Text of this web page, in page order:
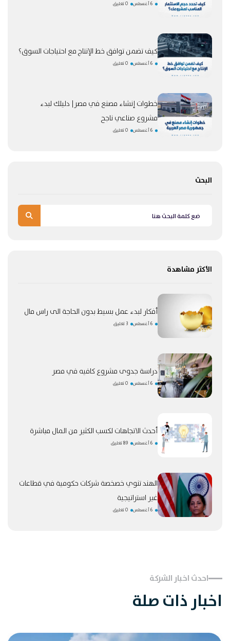
6 أغسطس 0 تعليق
كيف تضمن توافق خط الإنتاج مع احتياجات السوق؟
6 أغسطس 0 تعليق
خطوات إنشاء مصنع في مصر| دليلك لبدء
مشروع صناعي ناجح
6 أغسطس 0 تعليق
البحث
الأكثر مشاهدة
أفكار لبدء عمل بسيط بدون الحاجة الى راس مال
6 أغسطس 3 تعليق
دراسة جدوى مشروع كافيه في مصر
6 أغسطس 0 تعليق
أحدث الاتجاهات لكسب الكثير من المال مباشرة
6 أغسطس 89 تعليق
الهند تنوي خصخصة شركات حكومية في قطاعات
غير استراتيجية
6 أغسطس 0 تعليق
احدث اخبار الشركة
اخبار ذات صلة